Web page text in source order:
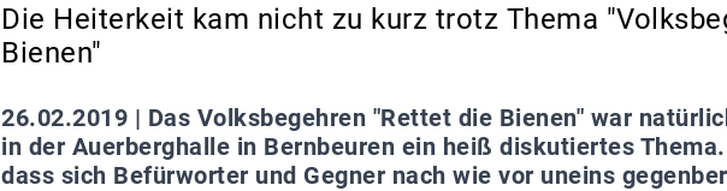
Die Heiterkeit kam nicht zu kurz trotz Thema
Bienen"
26.02.2019 | Das Volksbegehren "Rettet die Bienen" war
in der Auerberghalle in Bernbeuren ein heiß diskutiertes
dass sich Befürworter und Gegner nach wie vor uneins